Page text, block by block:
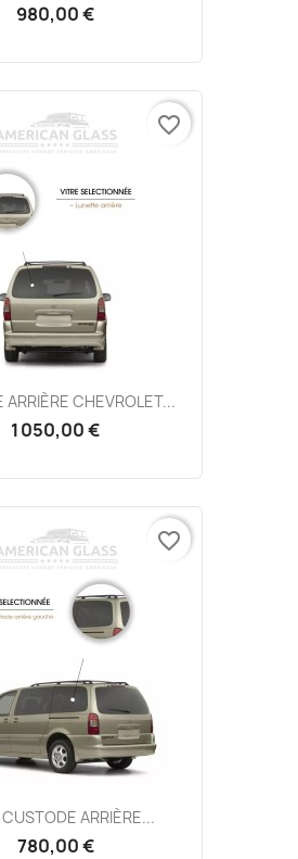
980,00 €
ARRIÈRE CHEVROLET...
1 050,00 €
favorite_border
ARRIÈRE...
780,00 €
favorite_border